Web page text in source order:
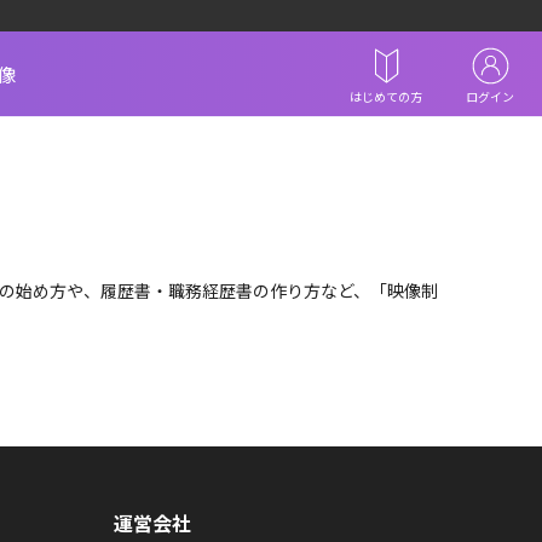
はじめての方 ログイン
始め方や、履歴書・職務経歴書の作り方など、「映像制
運営会社